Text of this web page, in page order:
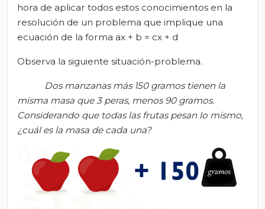
hora de aplicar todos estos conocimientos en la
resolución de un problema que implique una
ecuación de la forma ax + b = cx + d
Observa la siguiente situación-problema.
Dos manzanas más 150 gramos tienen la
misma masa que 3 peras, menos 90 gramos.
Considerando que todas las frutas pesan lo mismo,
¿cuál es la masa de cada una?